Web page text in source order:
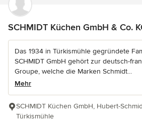
SCHMIDT Küchen GmbH & Co.
Das 1934 in Türkismühle gegründete
SCHMIDT GmbH gehört zur deutsch-
Groupe, welche die Marken Schmidt...
Mehr
SCHMIDT Küchen GmbH, Hubert-
Türkismühle